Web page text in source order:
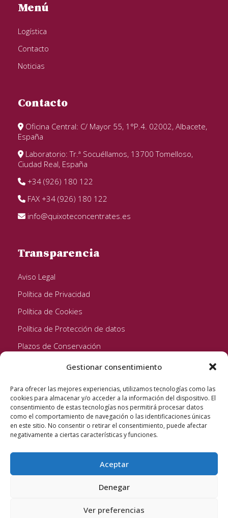
Gestionar consentimiento
Para ofrecer las mejores experiencias, utilizamos tecnologías como las
cookies para almacenar y/o acceder a la información del dispositivo. El
consentimiento de estas tecnologías nos permitirá procesar datos
como el comportamiento de navegación o las identificaciones únicas
en este sitio. No consentir o retirar el consentimiento, puede afectar
negativamente a ciertas características y funciones.
Aceptar
Denegar
Ver preferencias
Menú
Logística
Contacto
Noticias
Contacto
Oficina Central: C/ Mayor 55, 1°P.4. 02002, Albacete,
España
Laboratorio: Tr.ª Socuéllamos, 13700 Tomelloso,
Ciudad Real, España
+34 (926) 180 122
FAX +34 (926) 180 122
info@quixoteconcentrates.es
Transparencia
Aviso Legal
Política de Privacidad
Política de Cookies
Política de Protección de datos
Plazos de Conservación
Seguinos!
Quixote Concentrates S.L. 2022 © Reservados todos los
derechos